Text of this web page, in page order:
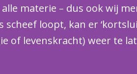
materie – dus ook wij
loopt, kan er
of levenskracht) weer te